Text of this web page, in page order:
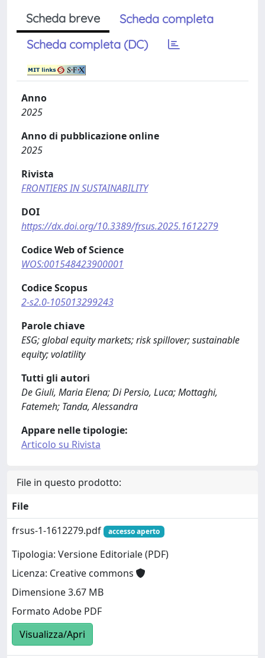
Scheda breve
Scheda completa
Scheda completa (DC)
Anno
2025
Anno di pubblicazione online
2025
Rivista
FRONTIERS IN SUSTAINABILITY
DOI
https://dx.doi.org/10.3389/frsus.2025.1612279
Codice Web of Science
WOS:001548423900001
Codice Scopus
2-s2.0-105013299243
Parole chiave
ESG; global equity markets; risk spillover; sustainable
equity; volatility
Tutti gli autori
De Giuli, Maria Elena; Di Persio, Luca; Mottaghi,
Fatemeh; Tanda, Alessandra
Appare nelle tipologie:
Articolo su Rivista
File in questo prodotto:
File
frsus-1-1612279.pdf
accesso aperto
Tipologia: Versione Editoriale (PDF)
Licenza: Creative commons
Dimensione 3.67 MB
Formato Adobe PDF
Visualizza/Apri